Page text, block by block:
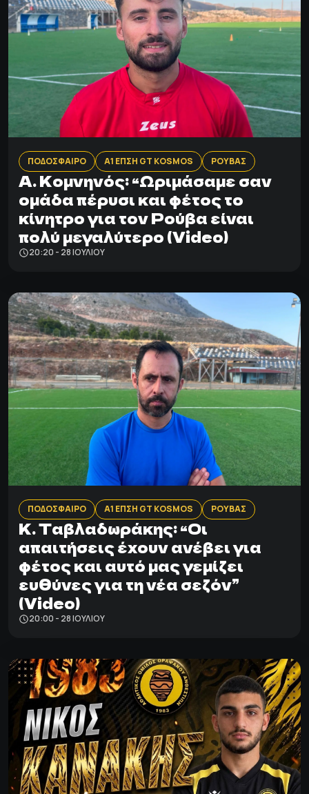
ΠΟΔΟΣΦΑΙΡΟ Α1 ΕΠΣΗ GT KOSMOS ΡΟΥΒΑΣ
A. Kομνηνός: “Ωριμάσαμε σαν
ομάδα πέρυσι και φέτος το
κίνητρο για τον Ρούβα είναι
πολύ μεγαλύτερο (Video)
20:20 - 28 ΙΟΥΛΊΟΥ
ΠΟΔΟΣΦΑΙΡΟ Α1 ΕΠΣΗ GT KOSMOS ΡΟΥΒΑΣ
K. Tαβλαδωράκης: “Oι
απαιτήσεις έχουν ανέβει για
φέτος και αυτό μας γεμίζει
ευθύνες για τη νέα σεζόν”
(Video)
20:00 - 28 ΙΟΥΛΊΟΥ